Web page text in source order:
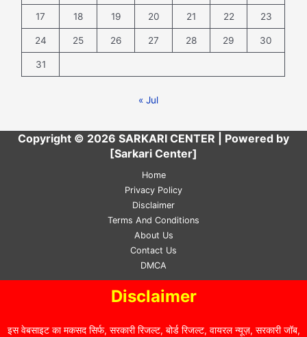
17 18 19 20 21 22 23
24 25 26 27 28 29 30
31
« Jul
Copyright © 2026 SARKARI CENTER | Powered by
[Sarkari Center]
Home
Privacy Policy
Disclaimer
Terms And Conditions
About Us
Contact Us
DMCA
Disclaimer
इस वेबसाइट का मकसद सिर्फ, सरकारी रिजल्ट, बोर्ड रिजल्ट, वायरल न्यूज़, सरकारी जॉब,